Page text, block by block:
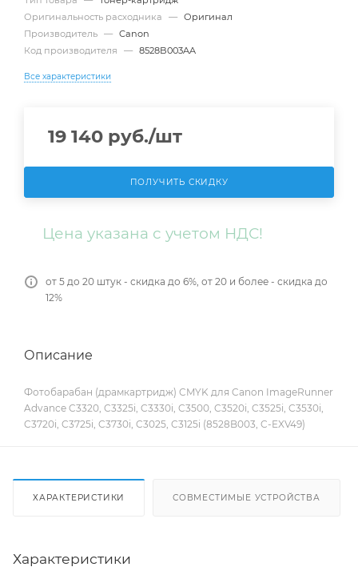
Оригинальность расходника
— Оригинал
Производитель — Canon
Код производителя
— 8528B003AA
Все характеристики
19 140 руб./шт
ПОЛУЧИТЬ СКИДКУ
Цена указана с учетом НДС!
от 5 до 20 штук - скидка до 6%, от 20 и более - скидка до
12%
Описание
Фотобарабан (драмкартридж) CMYK для Canon ImageRunner
Advance C3320, C3325i, C3330i, C3500, C3520i, C3525i, C3530i,
C3720i, C3725i, C3730i, C3025, C3125i (8528B003, C-EXV49)
ХАРАКТЕРИСТИКИ СОВМЕСТИМЫЕ УСТРОЙСТВА
Характеристики